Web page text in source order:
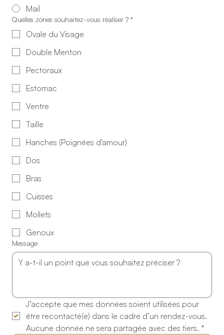
Mail
Quelles zones souhaitez-vous réaliser ? *
Ovale du Visage
Double Menton
Pectoraux
Estomac
Ventre
Taille
Hanches (Poignées d'amour)
Dos
Bras
Cuisses
Mollets
Genoux
Message
J’accepte que mes données soient utilisées pour
être recontacté(e) dans le cadre d’un rendez-vous.
Aucune donnée ne sera partagée avec des tiers. *